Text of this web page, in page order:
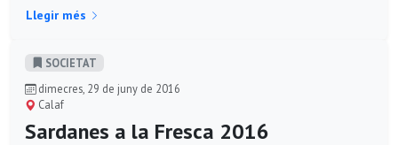
Llegir més
SOCIETAT
dimecres, 29 de juny de 2016
Calaf
Sardanes a la Fresca 2016